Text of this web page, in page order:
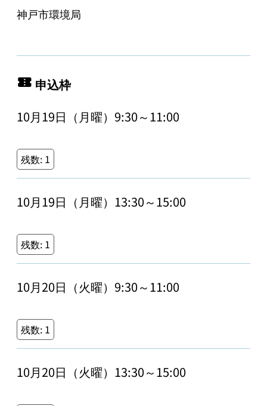
神戸市環境局
申込枠
10月19日（月曜）9:30～11:00
残数: 1
10月19日（月曜）13:30～15:00
残数: 1
10月20日（火曜）9:30～11:00
残数: 1
10月20日（火曜）13:30～15:00